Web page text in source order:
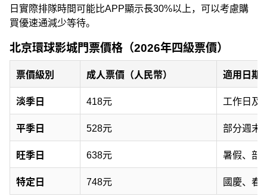
日實際排隊時間可能比APP顯示長30%以上，可以考慮購
買優速通減少等待。
北京環球影城門票價格（2026年四級票價）
票價級別 成人票價（人民幣） 適用日期
淡季日 418元 工作日及
平季日 528元 部分週末
旺季日 638元 暑假、部
特定日 748元 國慶、春